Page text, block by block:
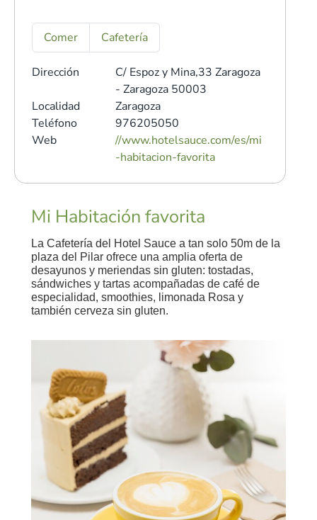
Comer Cafetería
Dirección C/ Espoz y Mina,33 Zaragoza
- Zaragoza 50003
Localidad
Zaragoza
Teléfono
976205050
Web
//www.hotelsauce.com/es/mi
-habitacion-favorita
Mi Habitación favorita
La Cafetería del Hotel Sauce a tan solo 50m de la
plaza del Pilar ofrece una amplia oferta de
desayunos y meriendas sin gluten: tostadas,
sándwiches y tartas acompañadas de café de
especialidad, smoothies, limonada Rosa y
también cerveza sin gluten.